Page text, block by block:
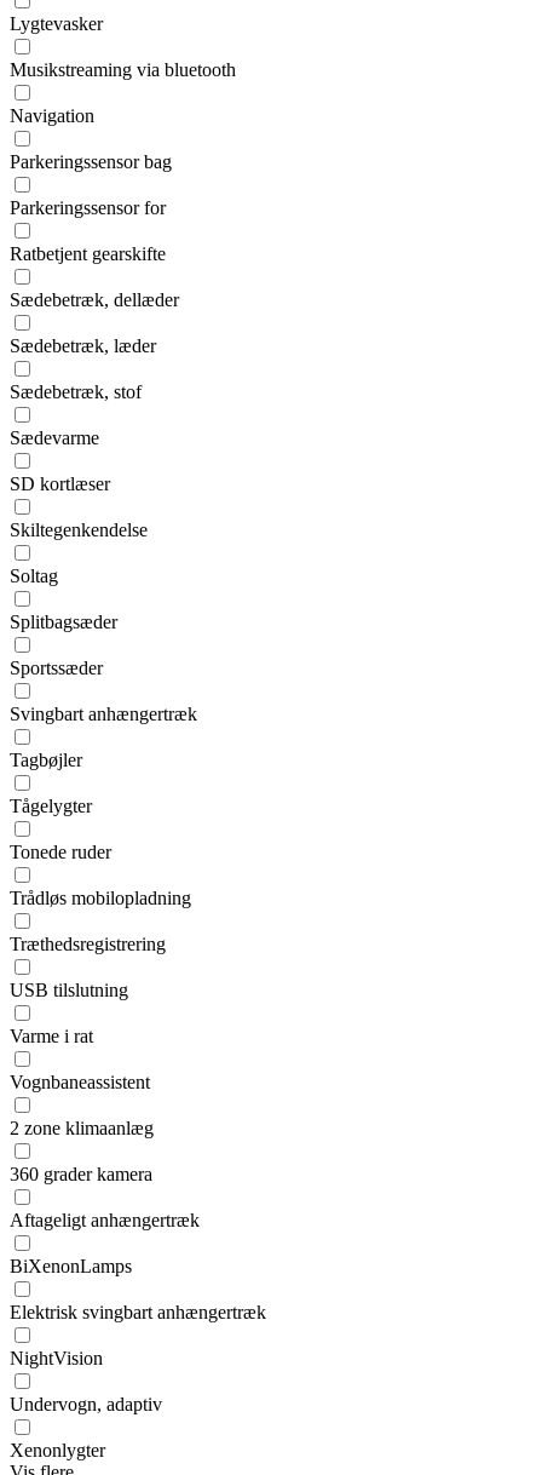
Lygtevasker
Musikstreaming via bluetooth
Navigation
Parkeringssensor bag
Parkeringssensor for
Ratbetjent gearskifte
Sædebetræk, dellæder
Sædebetræk, læder
Sædebetræk, stof
Sædevarme
SD kortlæser
Skiltegenkendelse
Soltag
Splitbagsæder
Sportssæder
Svingbart anhængertræk
Tagbøjler
Tågelygter
Tonede ruder
Trådløs mobilopladning
Træthedsregistrering
USB tilslutning
Varme i rat
Vognbaneassistent
2 zone klimaanlæg
360 grader kamera
Aftageligt anhængertræk
BiXenonLamps
Elektrisk svingbart anhængertræk
NightVision
Undervogn, adaptiv
Xenonlygter